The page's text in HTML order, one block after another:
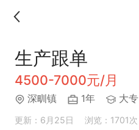
生产跟单
4500-7000元/月
深甽镇 1年 大专
更新：6月25日 浏览：1701次